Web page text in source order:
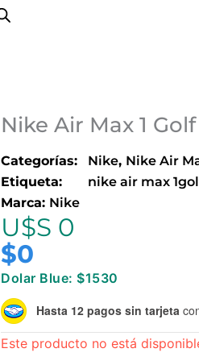
Nike Air Max 1 Golf
Categorías: Nike, Nike Air
Etiqueta:
nike air max
Marca: Nike
U$S 0
$0
Dolar Blue: $1530
Hasta 12 pagos sin tarjeta
Este producto no está